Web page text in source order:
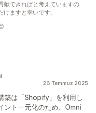
献できればと考えていますの
ますと幸いです。
26 Temmuz 2025
築は「Shopify」を利用し
ント一元化のため、Omni